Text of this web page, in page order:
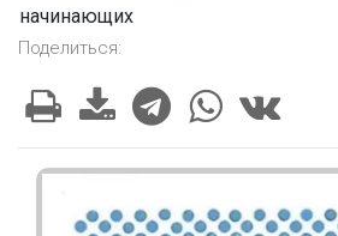
начинающих
Поделиться: